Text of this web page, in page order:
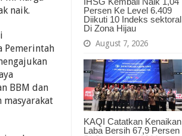
Persen Ke Level 6.409
Diikuti 10 Indeks sektoral
Di Zona Hijau
August 7, 2026
KAQI Catatkan Kenaikan
Laba Bersih 67,9 Persen
naik.
Pemerintah
BBM dan
masyarakat